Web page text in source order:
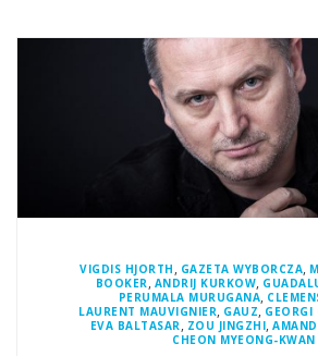
VIGDIS HJORTH , GAZETA WYBORCZA,
BOOKER, ANDRIJ KURKOW,
PERUMALA MURUGANA,
LAURENT MAUVIGNIER, GAUZ, GEORGI
EVA BALTASAR, ZOU JINGZHI,
CHEON MYEONG-KWAN